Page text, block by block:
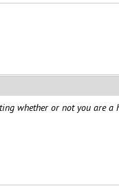
whether or not you are a